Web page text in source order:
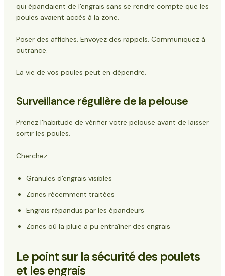
qui épandaient de l'engrais sans se rendre compte que les
poules avaient accès à la zone.
Poser des affiches. Envoyez des rappels. Communiquez à
outrance.
La vie de vos poules peut en dépendre.
Surveillance régulière de la pelouse
Prenez l'habitude de vérifier votre pelouse avant de laisser
sortir les poules.
Cherchez :
Granules d'engrais visibles
Zones récemment traitées
Engrais répandus par les épandeurs
Zones où la pluie a pu entraîner des engrais
Le point sur la sécurité des poulets
et les engrais